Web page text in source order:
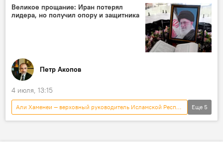
Общество
Великое прощание: Иран потерял
лидера, но получил опору и защитника
Петр Акопов
4 июля, 13:15
Али Хаменеи — верховный руководитель Исламской Республики Иран
Иран
Тегеран
Израиль
Еще 5